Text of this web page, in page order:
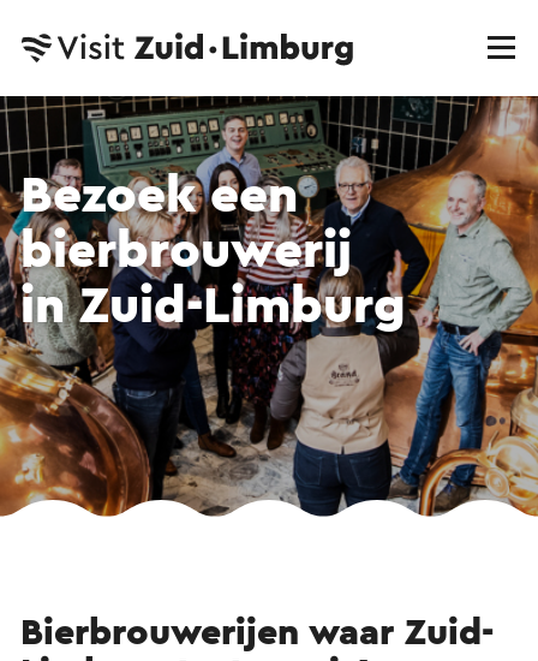
Bezoek een
bierbrouwerij
in Zuid-Limburg
Bierbrouwerijen waar Zuid-